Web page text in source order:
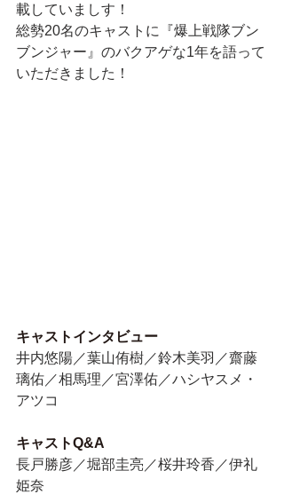
載していましす！
総勢20名のキャストに『爆上戦隊ブン
ブンジャー』のバクアゲな1年を語って
いただきました！
キャストインタビュー
井内悠陽／葉山侑樹／鈴木美羽／齋藤
璃佑／相馬理／宮澤佑／ハシヤスメ・
アツコ
キャストQ&A
長戸勝彦／堀部圭亮／桜井玲香／伊礼
姫奈